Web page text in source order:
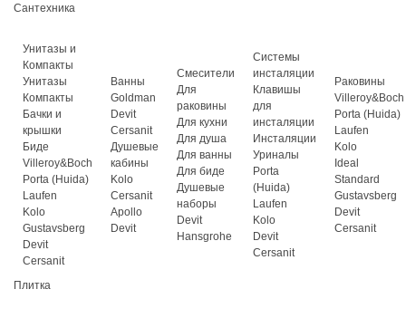
Сантехника
Унитазы и
Компакты
Унитазы
Компакты
Бачки и
крышки
Биде
Villeroy&Boch
Porta (Huida)
Laufen
Kolo
Gustavsberg
Devit
Cersanit
Ванны
Goldman
Devit
Cersanit
Душевые
кабины
Kolo
Cersanit
Apollo
Devit
Смесители
Для
раковины
Для кухни
Для душа
Для ванны
Для биде
Душевые
наборы
Devit
Hansgrohe
Системы
инсталяции
Клавишы
для
инсталяции
Инсталяции
Уриналы
Porta
(Huida)
Laufen
Kolo
Devit
Cersanit
Раковины
Villeroy&Boch
Porta (Huida)
Laufen
Kolo
Ideal
Standard
Gustavsberg
Devit
Cersanit
Плитка